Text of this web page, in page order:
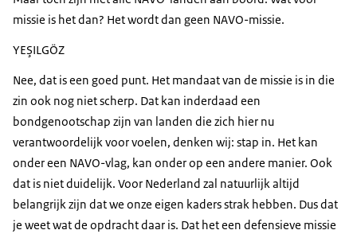
missie is het dan? Het wordt dan geen NAVO-missie.
YEŞILGÖZ
Nee, dat is een goed punt. Het mandaat van de missie is in die
zin ook nog niet scherp. Dat kan inderdaad een
bondgenootschap zijn van landen die zich hier nu
verantwoordelijk voor voelen, denken wij: stap in. Het kan
onder een NAVO-vlag, kan onder op een andere manier. Ook
dat is niet duidelijk. Voor Nederland zal natuurlijk altijd
belangrijk zijn dat we onze eigen kaders strak hebben. Dus dat
je weet wat de opdracht daar is. Dat het een defensieve missie